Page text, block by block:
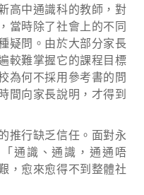
中通識科的教師，對
當時除了社會上的不同
疑問。由於大部分家長
較難掌握它的課程目標
為何不採用參考書的問
間向家長說明，才得到
行缺乏信任。面對永
通識、通識，通通唔
，愈來愈得不到整體社